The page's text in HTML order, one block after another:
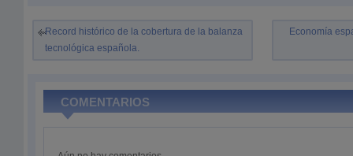
Record histórico de la cobertura de la balanza
tecnológica española.
Economía
COMENTARIOS